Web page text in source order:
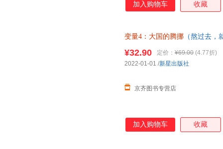
加入购物车 收藏
变量4：大国的腾挪 （熬过去
¥32.90 定价： ¥69.00 (4.77折)
京齐图书专营店
2022-01-01 /新星出版社
加入购物车 收藏